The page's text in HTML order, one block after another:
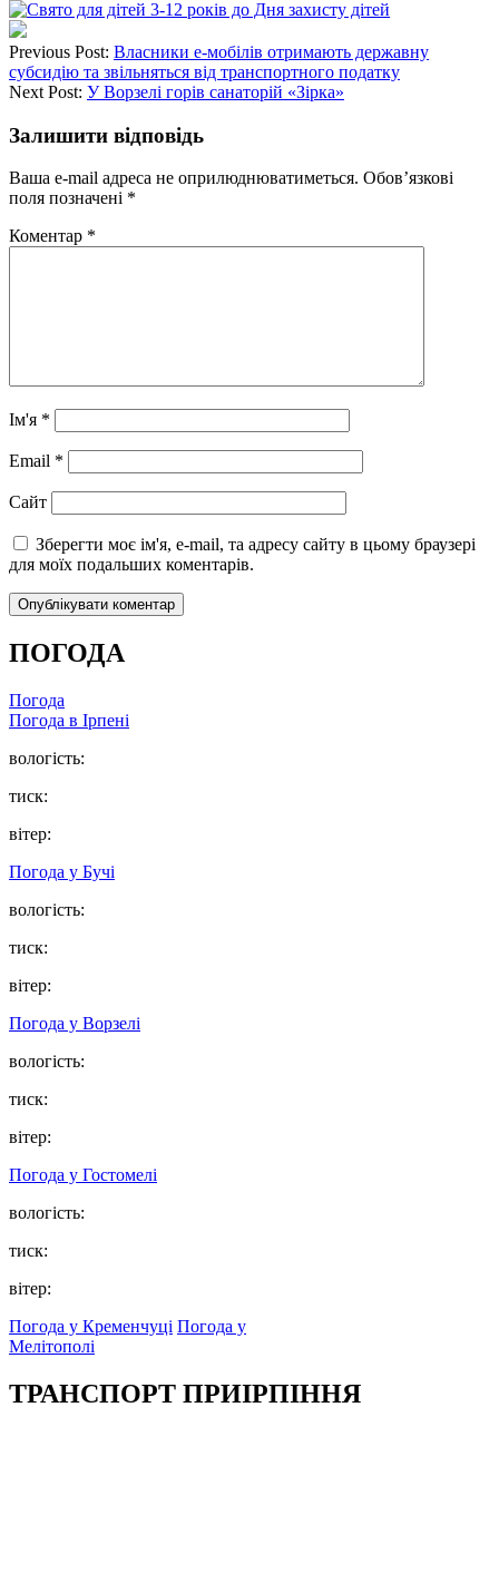
Previous Post: Власники е-мобілів отримають державну
субсидію та звільняться від транспортного податку
Next Post: У Ворзелі горів санаторій «Зірка»
Залишити відповідь
Ваша e-mail адреса не оприлюднюватиметься. Обов’язкові
поля позначені *
Коментар *
Ім'я *
Email *
Сайт
Зберегти моє ім'я, e-mail, та адресу сайту в цьому браузері
для моїх подальших коментарів.
ПОГОДА
Погода
Погода в Ірпені
вологість:
тиск:
вітер:
Погода у Бучі
вологість:
тиск:
вітер:
Погода у Ворзелі
вологість:
тиск:
вітер:
Погода у Гостомелі
вологість:
тиск:
вітер:
Погода у Кременчуці Погода у
Мелітополі
ТРАНСПОРТ ПРИІРПІННЯ